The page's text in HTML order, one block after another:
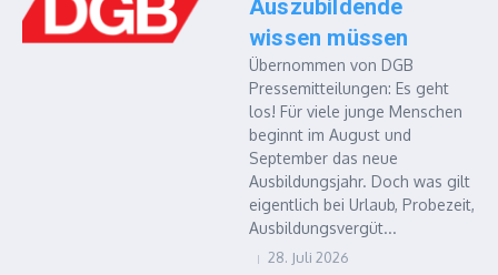
Auszubildende
wissen müssen
Übernommen von DGB
Pressemitteilungen: Es geht
los! Für viele junge Menschen
beginnt im August und
September das neue
Ausbildungsjahr. Doch was gilt
eigentlich bei Urlaub, Probezeit,
Ausbildungsvergüt...
28. Juli 2026